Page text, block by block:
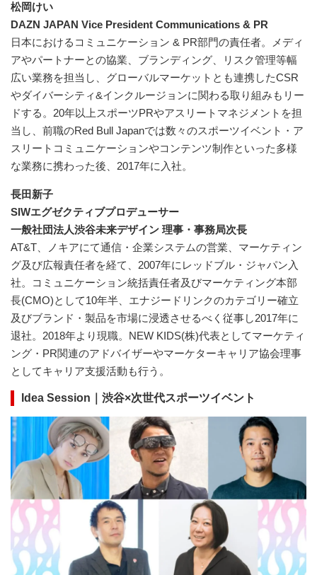
松岡けい
DAZN JAPAN Vice President Communications & PR
日本におけるコミュニケーション & PR部門の責任者。メディ
アやパートナーとの協業、ブランディング、リスク管理等幅
広い業務を担当し、グローバルマーケットとも連携したCSR
やダイバーシティ&インクルージョンに関わる取り組みもリー
ドする。20年以上スポーツPRやアスリートマネジメントを担
当し、前職のRed Bull Japanでは数々のスポーツイベント・ア
スリートコミュニケーションやコンテンツ制作といった多様
な業務に携わった後、2017年に入社。
長田新子
SIWエグゼクティブプロデューサー
一般社団法人渋谷未来デザイン 理事・事務局次長
AT&T、ノキアにて通信・企業システムの営業、マーケティン
グ及び広報責任者を経て、2007年にレッドブル・ジャパン入
社。コミュニケーション統括責任者及びマーケティング本部
長(CMO)として10年半、エナジードリンクのカテゴリー確立
及びブランド・製品を市場に浸透させるべく従事し2017年に
退社。2018年より現職。NEW KIDS(株)代表としてマーケティ
ング・PR関連のアドバイザーやマーケターキャリア協会理事
としてキャリア支援活動も行う。
Idea Session｜渋谷×次世代スポーツイベント